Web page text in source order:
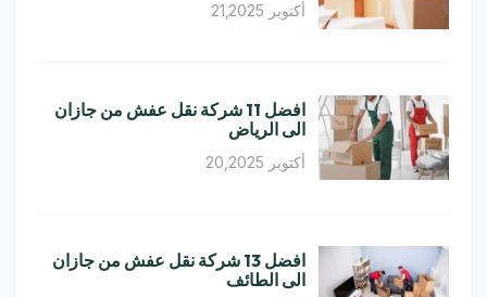
أكتوبر 21,2025
افضل 11 شركة نقل عفش من جازان
الى الرياض
أكتوبر 20,2025
افضل 13 شركة نقل عفش من جازان
الى الطائف